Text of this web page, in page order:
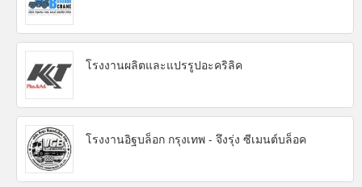
โรงงานผลิตและแปรรูปอะคริลิค
โรงงานอิฐบล็อก กรุงเทพ - จึงรุ่ง ซีเมนต์บล็อค